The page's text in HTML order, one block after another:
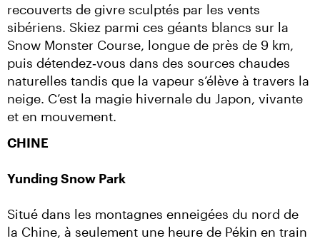
recouverts de givre sculptés par les vents
sibériens. Skiez parmi ces géants blancs sur la
Snow Monster Course, longue de près de 9 km,
puis détendez‑vous dans des sources chaudes
naturelles tandis que la vapeur s’élève à travers la
neige. C’est la magie hivernale du Japon, vivante
et en mouvement.
CHINE
Yunding Snow Park
Situé dans les montagnes enneigées du nord de
la Chine, à seulement une heure de Pékin en train